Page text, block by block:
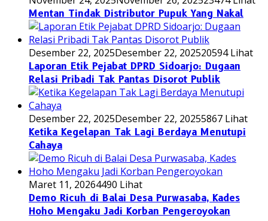
Mentan Tindak Distributor Pupuk Yang Nakal
Desember 22, 2025Desember 22, 202520594 Lihat
Laporan Etik Pejabat DPRD Sidoarjo: Dugaan
Relasi Pribadi Tak Pantas Disorot Publik
Desember 22, 2025Desember 22, 20255867 Lihat
Ketika Kegelapan Tak Lagi Berdaya Menutupi
Cahaya
Maret 11, 20264490 Lihat
Demo Ricuh di Balai Desa Purwasaba, Kades
Hoho Mengaku Jadi Korban Pengeroyokan